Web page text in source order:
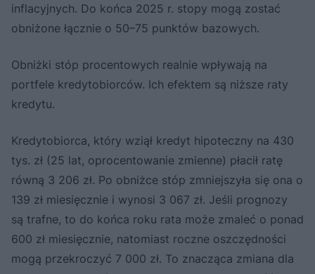
inflacyjnych. Do końca 2025 r. stopy mogą zostać
obniżone łącznie o 50–75 punktów bazowych.
Obniżki stóp procentowych realnie wpływają na
portfele kredytobiorców. Ich efektem są niższe raty
kredytu.
Kredytobiorca, który wziął kredyt hipoteczny na 430
tys. zł (25 lat, oprocentowanie zmienne) płacił ratę
równą 3 206 zł. Po obniżce stóp zmniejszyła się ona o
139 zł miesięcznie i wynosi 3 067 zł. Jeśli prognozy
są trafne, to do końca roku rata może zmaleć o ponad
600 zł miesięcznie, natomiast roczne oszczędności
mogą przekroczyć 7 000 zł. To znacząca zmiana dla